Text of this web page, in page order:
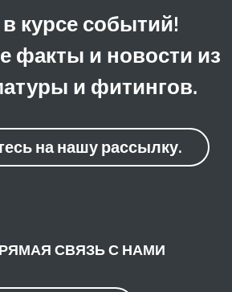
курсе событий!
факты и новости из
и фитингов.
на нашу рассылку.
СВЯЗЬ С НАМИ